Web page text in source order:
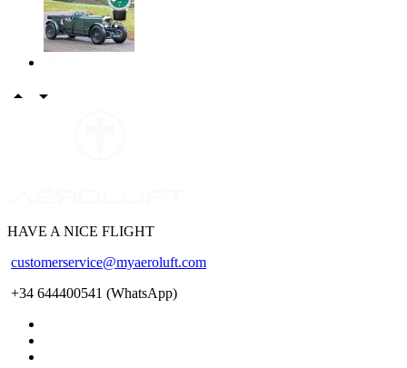
 
HAVE A NICE FLIGHT
customerservice@myaeroluft.com
+34 644400541 (WhatsApp)